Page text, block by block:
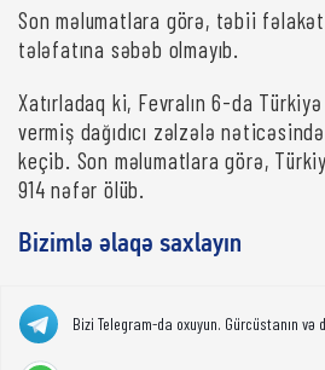
Son məlumatlara görə, təbii fəlakət
tələfatına səbəb olmayıb.
Xatırladaq ki, Fevralın 6-da
vermiş dağıdıcı zəlzələ
keçib. Son məlumatlara görə,
914 nəfər ölüb.
Bizimlə əlaqə saxlayın
Bizi Telegram-da oxuyun. Gürcüstanın və